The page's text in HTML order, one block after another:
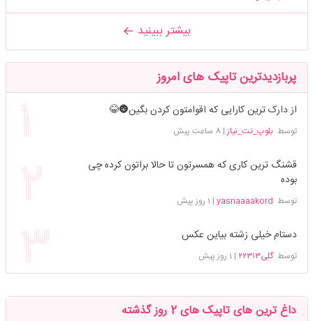
بیشتر ببینید
پربازدیدترین تاپیک های امروز
از دارک ترین کارایی که اقوامتون کردن بگین🌚😂
توسطبلوپ_نت_نیاز |8 ساعت پیش
قشنگ ترین کاری که همسرتون تا حالا براتون کرده چی
بوده
توسط yasnaaaakord
| 1 روز پیش
دستام خیلی زشته بیاین عکس
توسطگلی۲۲۳۱۳ | 1 روز پیش
داغ ترین های تاپیک های 2 روز گذشته